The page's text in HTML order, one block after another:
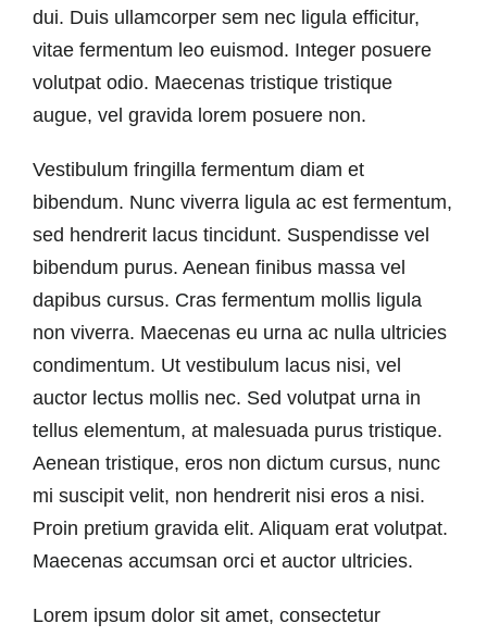
dui. Duis ullamcorper sem nec ligula efficitur,
vitae fermentum leo euismod. Integer posuere
volutpat odio. Maecenas tristique tristique
augue, vel gravida lorem posuere non.
Vestibulum fringilla fermentum diam et
bibendum. Nunc viverra ligula ac est fermentum,
sed hendrerit lacus tincidunt. Suspendisse vel
bibendum purus. Aenean finibus massa vel
dapibus cursus. Cras fermentum mollis ligula
non viverra. Maecenas eu urna ac nulla ultricies
condimentum. Ut vestibulum lacus nisi, vel
auctor lectus mollis nec. Sed volutpat urna in
tellus elementum, at malesuada purus tristique.
Aenean tristique, eros non dictum cursus, nunc
mi suscipit velit, non hendrerit nisi eros a nisi.
Proin pretium gravida elit. Aliquam erat volutpat.
Maecenas accumsan orci et auctor ultricies.
Lorem ipsum dolor sit amet, consectetur